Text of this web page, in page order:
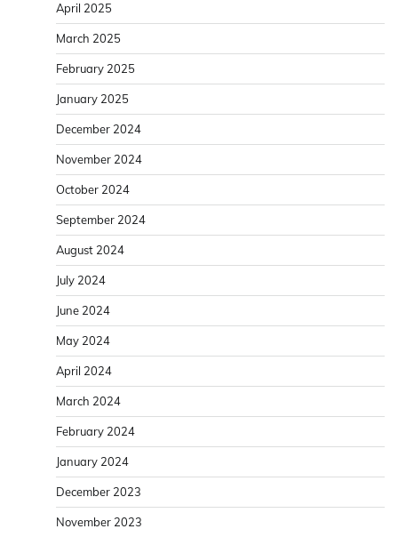
April 2025
March 2025
February 2025
January 2025
December 2024
November 2024
October 2024
September 2024
August 2024
July 2024
June 2024
May 2024
April 2024
March 2024
February 2024
January 2024
December 2023
November 2023